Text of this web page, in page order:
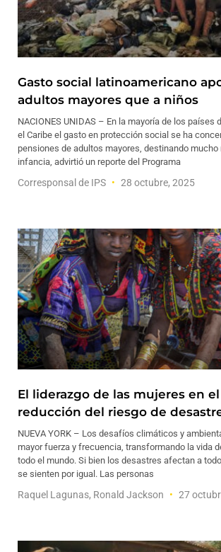
Gasto social latinoamericano
adultos mayores que a niños
NACIONES UNIDAS – En la mayoría de los países
el Caribe el gasto en protección social se ha
pensiones de adultos mayores, destinando mucho
infancia, advirtió un reporte del Programa
Corresponsal de IPS 28 octubre, 2025
El liderazgo de las mujeres en
reducción del riesgo de
NUEVA YORK – Los desafíos climáticos y
mayor fuerza y ​​frecuencia, transformando la vida
todo el mundo. Si bien los desastres afectan a
se sienten por igual. Las personas
Raquel Lagunas, Ronald Jackson 27